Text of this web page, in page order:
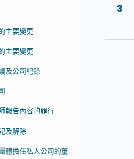
主要變更
主要變更
及公司紀錄
報告內容的罪行
及解除
體擔任私人公司的董
3